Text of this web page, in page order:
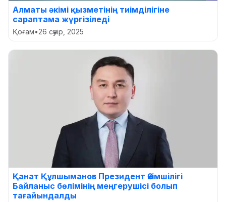
Алматы әкімі қызметінің тиімділігіне
сараптама жүргізіледі
Қоғам•26 сәуір, 2025
Қанат Құлшыманов Президент Әкімшілігі
Байланыс бөлімінің меңгерушісі болып
тағайындалды